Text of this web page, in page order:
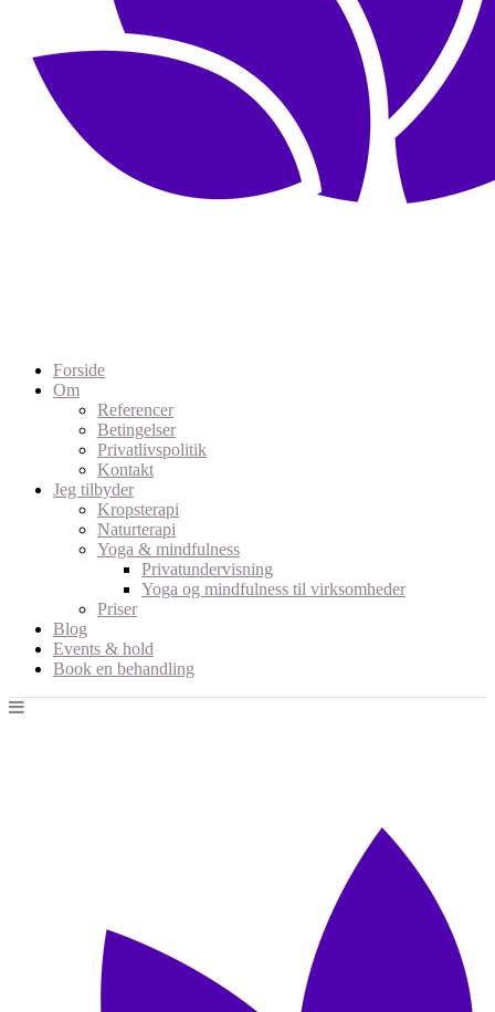
Forside
Om
Referencer
Betingelser
Privatlivspolitik
Kontakt
Jeg tilbyder
Kropsterapi
Naturterapi
Yoga & mindfulness
Privatundervisning
Yoga og mindfulness til virksomheder
Priser
Blog
Events & hold
Book en behandling